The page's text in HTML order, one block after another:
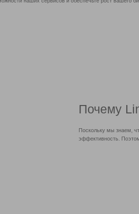
Почему
Поскольку мы знаем,
эффективность.